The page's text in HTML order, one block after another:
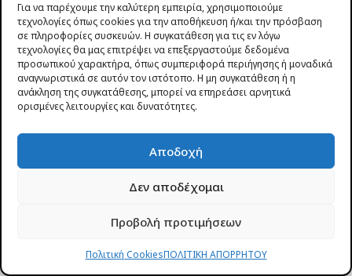
Για να παρέχουμε την καλύτερη εμπειρία, χρησιμοποιούμε
τεχνολογίες όπως cookies για την αποθήκευση ή/και την πρόσβαση
σε πληροφορίες συσκευών. Η συγκατάθεση για τις εν λόγω
τεχνολογίες θα μας επιτρέψει να επεξεργαστούμε δεδομένα
προσωπικού χαρακτήρα, όπως συμπεριφορά περιήγησης ή μοναδικά
αναγνωριστικά σε αυτόν τον ιστότοπο. Η μη συγκατάθεση ή η
ανάκληση της συγκατάθεσης, μπορεί να επηρεάσει αρνητικά
ορισμένες λειτουργίες και δυνατότητες.
Αποδοχή
Δεν αποδέχομαι
Προβολή προτιμήσεων
Πολιτική CookiesΠΟΛΙΤΙΚΗ ΑΠΟΡΡΗΤΟΥ
επιστρέψει άμεσα στις καθημερινές του
δραστηριότητες, ακολουθώντας τις βασικές οδηγίες
φροντίδας της περιοχής.
Πρέπει να αφαιρούνται όλοι οι σπίλοι;
Όχι απαραίτητα. Οι περισσότεροι σπίλοι είναι
καλοήθεις και δεν απαιτούν αφαίρεση. Ωστόσο, εάν
βρίσκεται σε σημείο που τραυματίζεται συχνά, η
προληπτική εκτομή και η ιστολογική του εξέταση
είναι η ενδεδειγμένη προσέγγιση για λόγους